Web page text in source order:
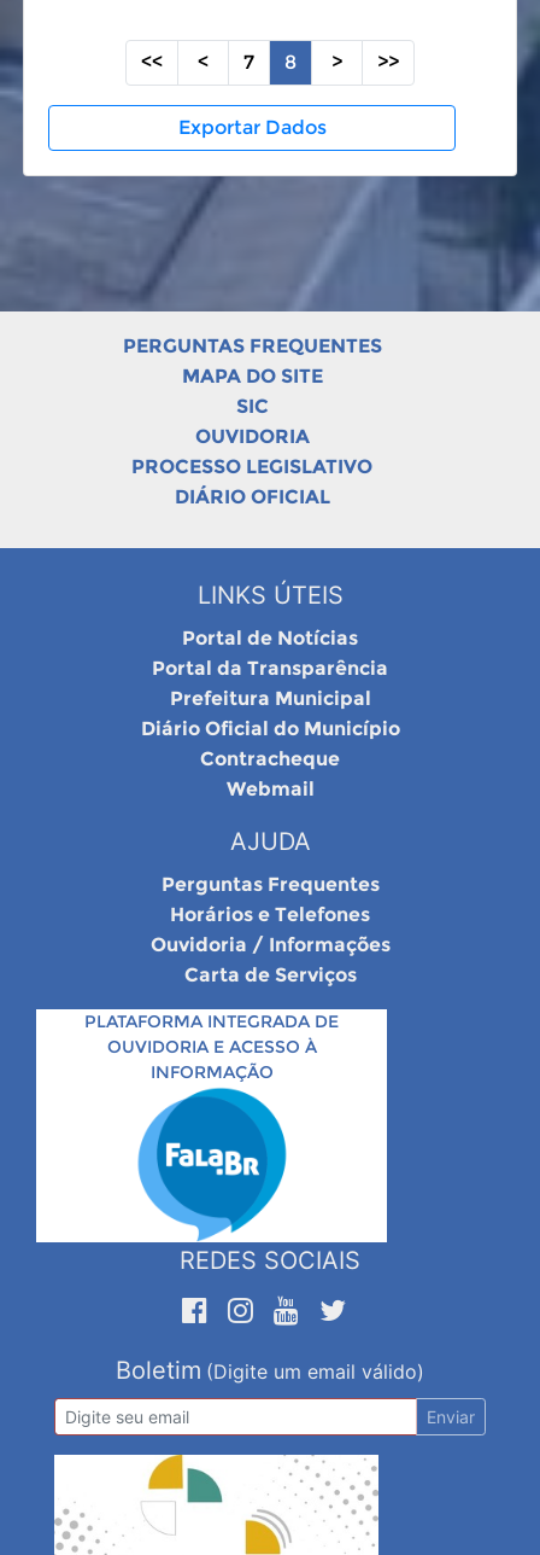
<< < 7 8 > >>
Exportar Dados
PERGUNTAS FREQUENTES
MAPA DO SITE
SIC
OUVIDORIA
PROCESSO LEGISLATIVO
DIÁRIO OFICIAL
LINKS ÚTEIS
Portal de Notícias
Portal da Transparência
Prefeitura Municipal
Diário Oficial do Município
Contracheque
Webmail
AJUDA
Perguntas Frequentes
Horários e Telefones
Ouvidoria / Informações
Carta de Serviços
PLATAFORMA INTEGRADA DE
OUVIDORIA E ACESSO À
INFORMAÇÃO
REDES SOCIAIS
Boletim (Digite um email válido)
Enviar